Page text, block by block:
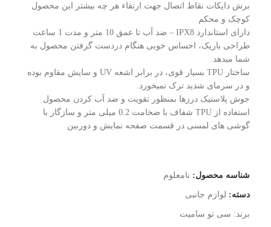
⁣برش دایکات نقاط اتصال جهت ارتقاء هر چه بیشتر این محصول
کوچک و محکم
دارای استاندارد IPX8 – ضد آب تا عمق 10 متر و مدت 1 ساعت
طراحی باریک، احساس خوبی هنگام دردست گرفتن محصول به
شما می­دهد.
ساختار TPU بسیار قوی، در برابر اشعه UV و سایش مقاوم بوده
و در سرمای شدید ترک نمی­خورد.
جوش پلاستیک درزها بمنظور تقویت و ضد آب کردن محصول
استفاده از TPU شفاف با ضخامت 0.2 میلی متر و سازگار با
گوشی های لمسی در قسمت صفحه نمایش و دوربین
شناسه محصول: نامعلوم
دسته: لوازم جانبی
برند: سی تو سامیت